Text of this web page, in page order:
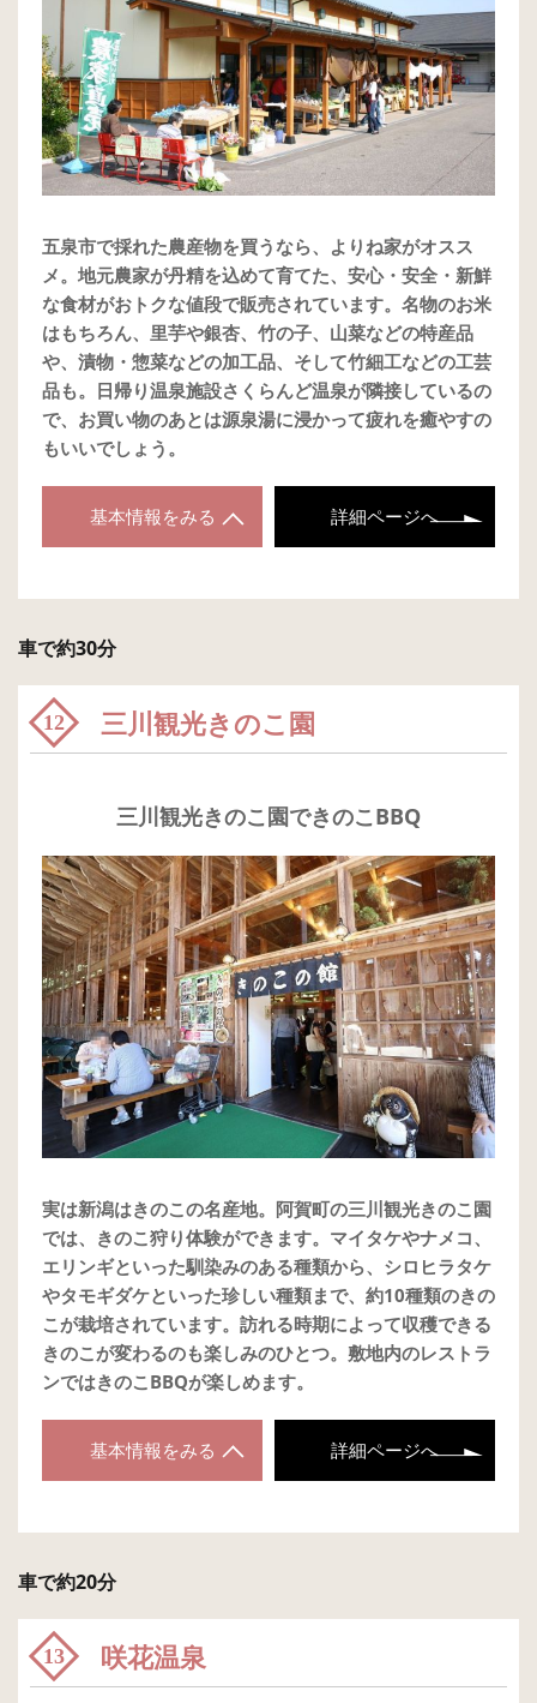
五泉市で採れた農産物を買うなら、よりね家がオスス
メ。地元農家が丹精を込めて育てた、安心・安全・新鮮
な食材がおトクな値段で販売されています。名物のお米
はもちろん、里芋や銀杏、竹の子、山菜などの特産品
や、漬物・惣菜などの加工品、そして竹細工などの工芸
品も。日帰り温泉施設さくらんど温泉が隣接しているの
で、お買い物のあとは源泉湯に浸かって疲れを癒やすの
もいいでしょう。
基本情報をみる 詳細ページへ
車で約30分
12 三川観光きのこ園
三川観光きのこ園できのこBBQ
実は新潟はきのこの名産地。阿賀町の三川観光きのこ園
では、きのこ狩り体験ができます。マイタケやナメコ、
エリンギといった馴染みのある種類から、シロヒラタケ
やタモギダケといった珍しい種類まで、約10種類のきの
こが栽培されています。訪れる時期によって収穫できる
きのこが変わるのも楽しみのひとつ。敷地内のレストラ
ンではきのこBBQが楽しめます。
基本情報をみる 詳細ページへ
車で約20分
13 咲花温泉